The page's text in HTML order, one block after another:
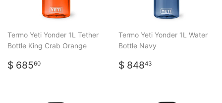
Termo Yeti Yonder 1L Tether
Bottle King Crab Orange
PRECIO
$ 68560
Termo Yeti Yonder 1L Water
Bottle Navy
PRECIO
$ 84843